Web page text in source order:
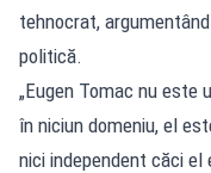
tehnocrat,
politică.
„Eugen Tomac nu este
în niciun domeniu, el
nici independent căci